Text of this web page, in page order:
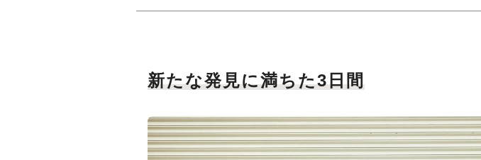
新たな発見に満ちた3日間